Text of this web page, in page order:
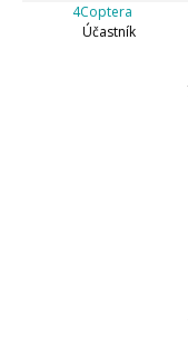
4Coptera
Účastník